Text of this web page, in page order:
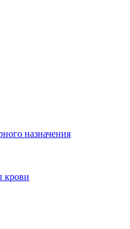
назначения
крови